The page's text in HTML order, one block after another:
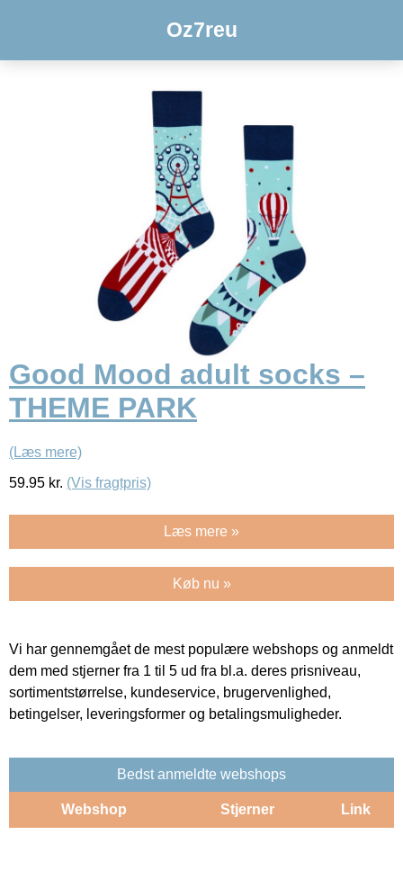
Oz7reu
Good Mood adult socks –
THEME PARK
(Læs mere)
59.95 kr. (Vis fragtpris)
Læs mere »
Køb nu »
Vi har gennemgået de mest populære webshops og anmeldt
dem med stjerner fra 1 til 5 ud fra bl.a. deres prisniveau,
sortimentstørrelse, kundeservice, brugervenlighed,
betingelser, leveringsformer og betalingsmuligheder.
Bedst anmeldte webshops
Webshop Stjerner Link